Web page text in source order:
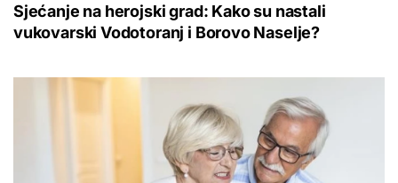
Sjećanje na herojski grad: Kako su nastali
vukovarski Vodotoranj i Borovo Naselje?